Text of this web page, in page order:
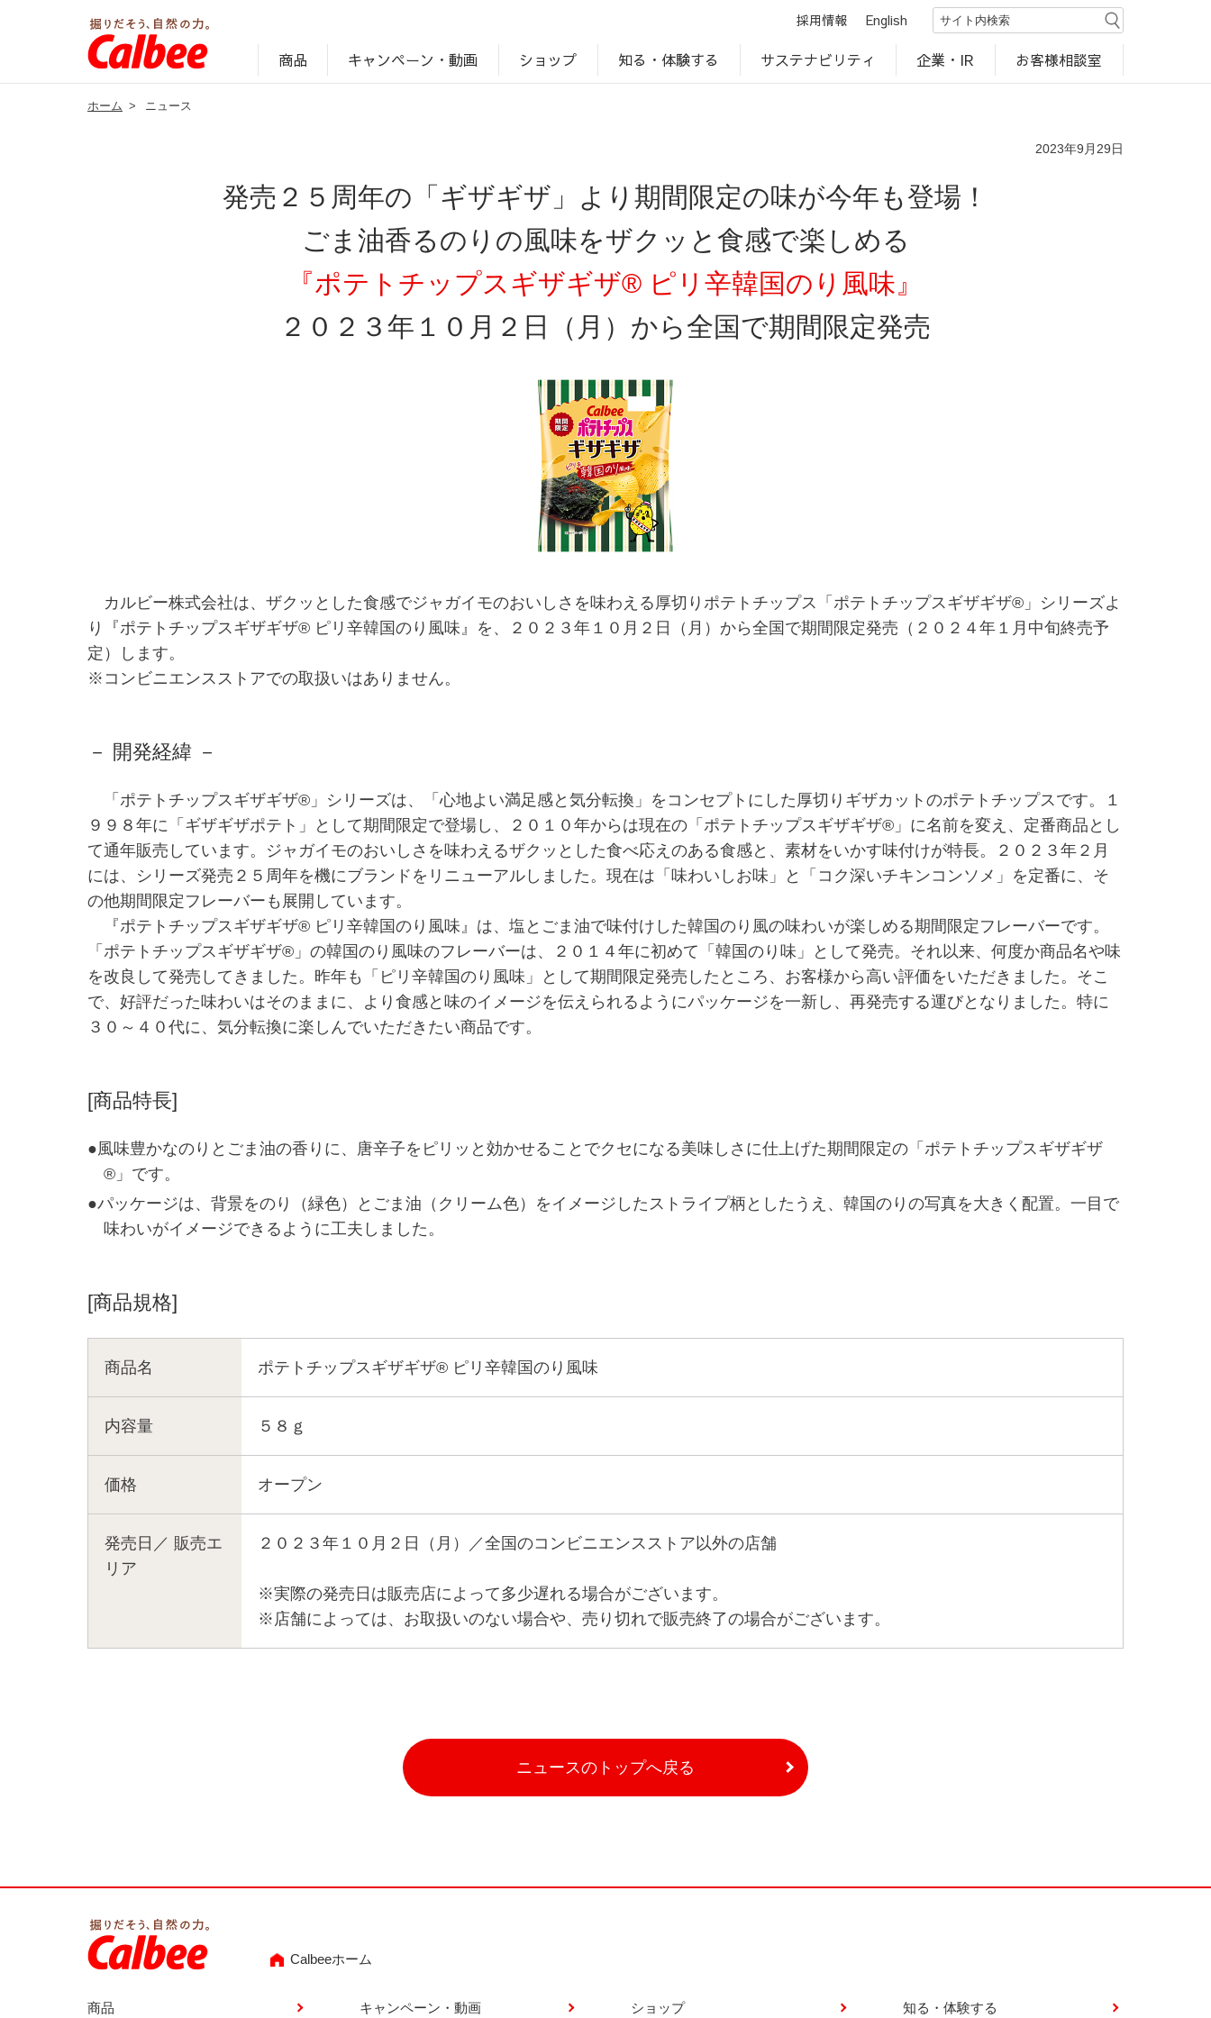
採用情報 English
商品 キャンペーン・動画 ショップ 知る・体験する サステナビリティ 企業・IR お客様相談室
ホーム > ニュース
2023年9月29日
発売２５周年の「ギザギザ」より期間限定の味が今年も登場！
ごま油香るのりの風味をザクッと食感で楽しめる
『ポテトチップスギザギザ® ピリ辛韓国のり風味』
２０２３年１０月２日（月）から全国で期間限定発売
カルビー株式会社は、ザクッとした食感でジャガイモのおいしさを味わえる厚切りポテトチップス「ポテトチップスギザギザ®」シリーズよ
り『ポテトチップスギザギザ® ピリ辛韓国のり風味』を、２０２３年１０月２日（月）から全国で期間限定発売（２０２４年１月中旬終売予
定）します。
※コンビニエンスストアでの取扱いはありません。
－ 開発経緯 －
「ポテトチップスギザギザ®」シリーズは、「心地よい満足感と気分転換」をコンセプトにした厚切りギザカットのポテトチップスです。１
９９８年に「ギザギザポテト」として期間限定で登場し、２０１０年からは現在の「ポテトチップスギザギザ®」に名前を変え、定番商品とし
て通年販売しています。ジャガイモのおいしさを味わえるザクッとした食べ応えのある食感と、素材をいかす味付けが特長。２０２３年２月
には、シリーズ発売２５周年を機にブランドをリニューアルしました。現在は「味わいしお味」と「コク深いチキンコンソメ」を定番に、そ
の他期間限定フレーバーも展開しています。
『ポテトチップスギザギザ® ピリ辛韓国のり風味』は、塩とごま油で味付けした韓国のり風の味わいが楽しめる期間限定フレーバーです。
「ポテトチップスギザギザ®」の韓国のり風味のフレーバーは、２０１４年に初めて「韓国のり味」として発売。それ以来、何度か商品名や味
を改良して発売してきました。昨年も「ピリ辛韓国のり風味」として期間限定発売したところ、お客様から高い評価をいただきました。そこ
で、好評だった味わいはそのままに、より食感と味のイメージを伝えられるようにパッケージを一新し、再発売する運びとなりました。特に
３０～４０代に、気分転換に楽しんでいただきたい商品です。
[商品特長]
●風味豊かなのりとごま油の香りに、唐辛子をピリッと効かせることでクセになる美味しさに仕上げた期間限定の「ポテトチップスギザギザ
®」です。
●パッケージは、背景をのり（緑色）とごま油（クリーム色）をイメージしたストライプ柄としたうえ、韓国のりの写真を大きく配置。一目で
味わいがイメージできるように工夫しました。
[商品規格]
商品名 ポテトチップスギザギザ® ピリ辛韓国のり風味
内容量 ５８ｇ
価格 オープン
発売日／ 販売エ
リア
２０２３年１０月２日（月）／全国のコンビニエンスストア以外の店舗
※実際の発売日は販売店によって多少遅れる場合がございます。
※店舗によっては、お取扱いのない場合や、売り切れで販売終了の場合がございます。
ニュースのトップへ戻る
Calbeeホーム
商品 キャンペーン・動画 ショップ 知る・体験する